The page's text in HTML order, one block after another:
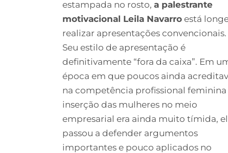
estampada no rosto, a palestrante
motivacional Leila Navarro está
realizar apresentações convencionais.
Seu estilo de apresentação é
definitivamente “fora da caixa”. Em
época em que poucos ainda
na competência profissional feminina
inserção das mulheres no meio
empresarial era ainda muito tímida,
passou a defender argumentos
importantes e pouco aplicados no